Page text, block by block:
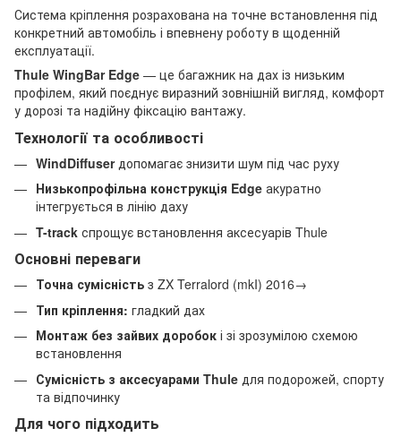
Система кріплення розрахована на точне встановлення під
конкретний автомобіль і впевнену роботу в щоденній
експлуатації.
Thule WingBar Edge — це багажник на дах із низьким
профілем, який поєднує виразний зовнішній вигляд, комфорт
у дорозі та надійну фіксацію вантажу.
Технології та особливості
WindDiffuserдопомагає знизити шум під час руху
Низькопрофільна конструкція Edge акуратно
інтегрується в лінію даху
T-track спрощує встановлення аксесуарів Thule
Основні переваги
Точна сумісність з ZX Terralord (mkI) 2016→
Тип кріплення: гладкий дах
Монтаж без зайвих доробок і зі зрозумілою схемою
встановлення
Сумісність з аксесуарами Thule для подорожей, спорту
та відпочинку
Для чого підходить